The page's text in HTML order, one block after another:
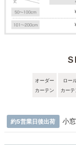
オーダー
カーテン
ロー
カーテ
約5営業日後出荷 小